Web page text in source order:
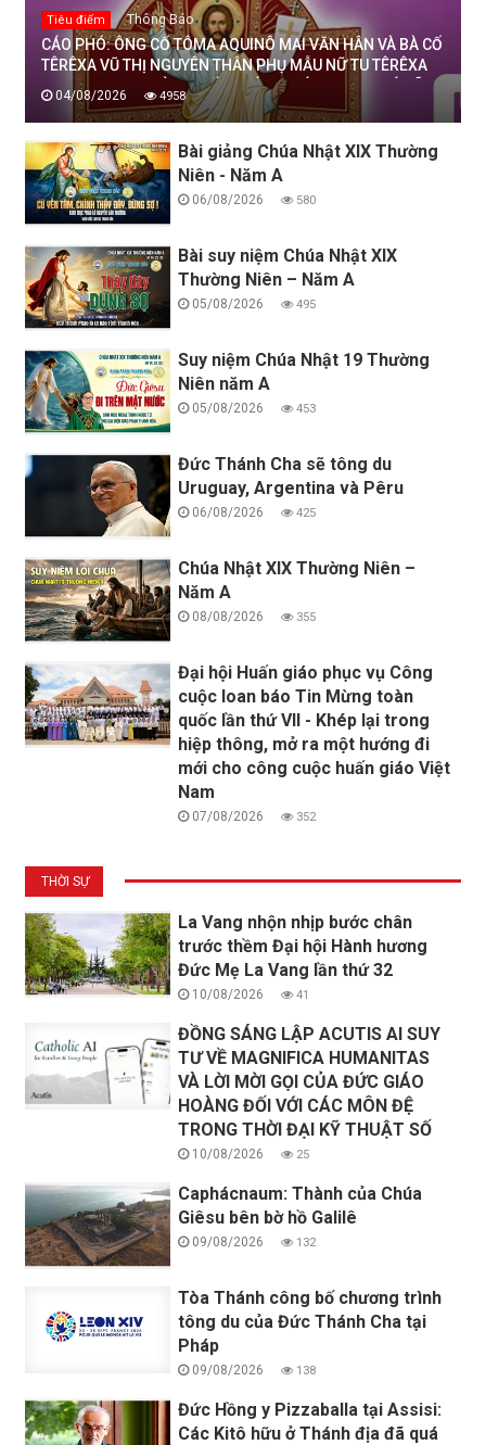
Tiêu điểm Thông Báo
CÁO PHÓ: ÔNG CỐ TÔMA AQUINÔ MAI VĂN HÂN VÀ BÀ CỐ
TÊRÊXA VŨ THỊ NGUYÊN THÂN PHỤ MẪU NỮ TU TÊRÊXA
MAI THỊ THỊNH, DÒNG MẾN THÁNH GIÁ THANH HOÁ ĐÃ
AN NGHỈ TRONG CHÚA, NGÀY 04/08/2026
04/08/2026 4958
Bài giảng Chúa Nhật XIX Thường
Niên - Năm A
06/08/2026 580
Bài suy niệm Chúa Nhật XIX
Thường Niên – Năm A
05/08/2026 495
Suy niệm Chúa Nhật 19 Thường
Niên năm A
05/08/2026 453
Đức Thánh Cha sẽ tông du
Uruguay, Argentina và Pêru
06/08/2026 425
Chúa Nhật XIX Thường Niên –
Năm A
08/08/2026 355
Đại hội Huấn giáo phục vụ Công
cuộc loan báo Tin Mừng toàn
quốc lần thứ VII - Khép lại trong
hiệp thông, mở ra một hướng đi
mới cho công cuộc huấn giáo Việt
Nam
07/08/2026 352
THỜI SỰ
La Vang nhộn nhịp bước chân
trước thềm Đại hội Hành hương
Đức Mẹ La Vang lần thứ 32
10/08/2026 41
ĐỒNG SÁNG LẬP ACUTIS AI SUY
TƯ VỀ MAGNIFICA HUMANITAS
VÀ LỜI MỜI GỌI CỦA ĐỨC GIÁO
HOÀNG ĐỐI VỚI CÁC MÔN ĐỆ
TRONG THỜI ĐẠI KỸ THUẬT SỐ
10/08/2026 25
Caphácnaum: Thành của Chúa
Giêsu bên bờ hồ Galilê
09/08/2026 132
Tòa Thánh công bố chương trình
tông du của Đức Thánh Cha tại
Pháp
09/08/2026 138
Đức Hồng y Pizzaballa tại Assisi:
Các Kitô hữu ở Thánh địa đã quá